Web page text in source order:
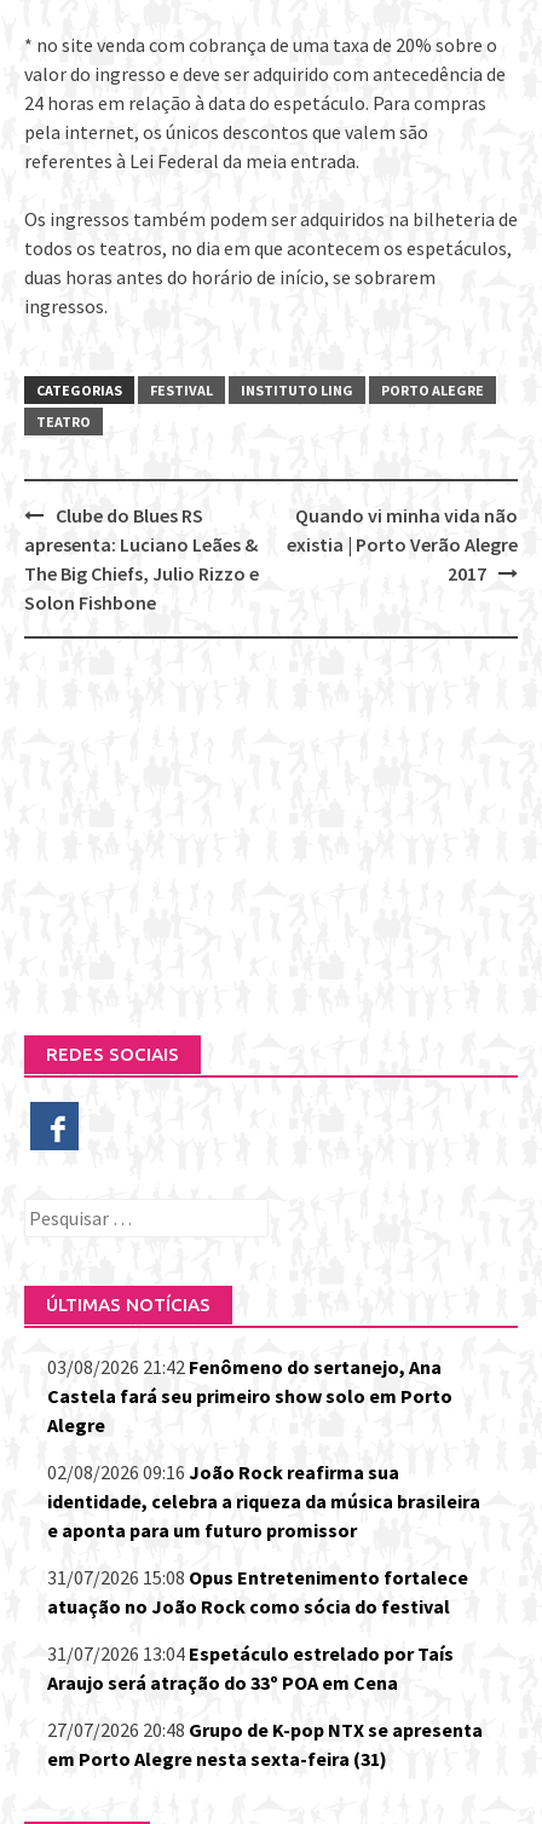
* no site venda com cobrança de uma taxa de 20% sobre o
valor do ingresso e deve ser adquirido com antecedência de
24 horas em relação à data do espetáculo. Para compras
pela internet, os únicos descontos que valem são
referentes à Lei Federal da meia entrada.
Os ingressos também podem ser adquiridos na bilheteria de
todos os teatros, no dia em que acontecem os espetáculos,
duas horas antes do horário de início, se sobrarem
ingressos.
CATEGORIAS FESTIVAL INSTITUTO LING
PORTO ALEGRE
TEATRO
Post
navigation
Quando vi minha vida não
existia | Porto Verão Alegre
2017
Clube do Blues RS
apresenta: Luciano Leães &
The Big Chiefs, Julio Rizzo e
Solon Fishbone
REDES SOCIAIS
Pesquisar
ÚLTIMAS NOTÍCIAS
03/08/2026 21:42 Fenômeno do sertanejo, Ana
Castela fará seu primeiro show solo em Porto
Alegre
02/08/2026 09:16 João Rock reafirma sua
identidade, celebra a riqueza da música brasileira
e aponta para um futuro promissor
31/07/2026 15:08 Opus Entretenimento fortalece
atuação no João Rock como sócia do festival
31/07/2026 13:04 Espetáculo estrelado por Taís
Araujo será atração do 33º POA em Cena
27/07/2026 20:48 Grupo de K-pop NTX se apresenta
em Porto Alegre nesta sexta-feira (31)